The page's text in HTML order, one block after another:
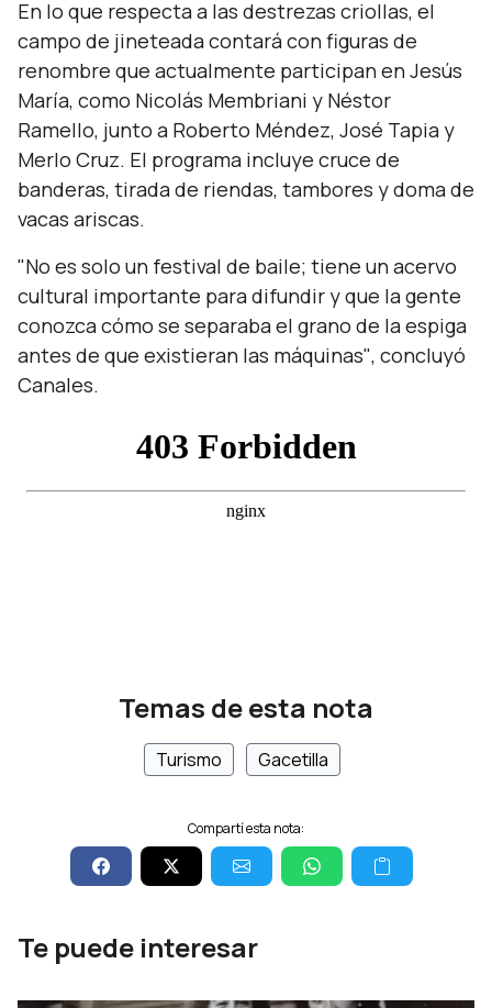
En lo que respecta a las destrezas criollas, el
campo de jineteada contará con figuras de
renombre que actualmente participan en Jesús
María, como Nicolás Membriani y Néstor
Ramello, junto a Roberto Méndez, José Tapia y
Merlo Cruz. El programa incluye cruce de
banderas, tirada de riendas, tambores y doma de
vacas ariscas.
"No es solo un festival de baile; tiene un acervo
cultural importante para difundir y que la gente
conozca cómo se separaba el grano de la espiga
antes de que existieran las máquinas", concluyó
Canales.
Temas de esta nota
Turismo Gacetilla
Compartí esta nota:
Te puede interesar